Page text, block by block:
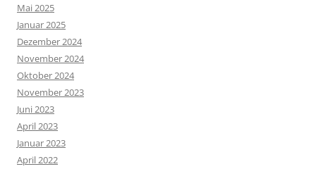
Mai 2025
Januar 2025
Dezember 2024
November 2024
Oktober 2024
November 2023
Juni 2023
April 2023
Januar 2023
April 2022